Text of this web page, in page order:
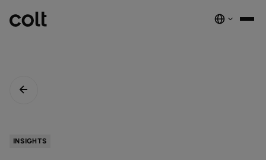
デジタルエコシステムを、安全でインテリジェントな単一プラットフ
実績と成果
COLTのネットワーク​
INSIGHTS